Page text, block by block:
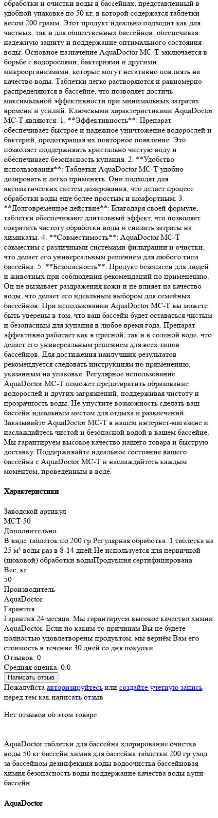
обработки и очистки воды в бассейнах, представленный в
удобной упаковке по 50 кг, в которой содержатся таблетки
весом 200 грамм. Этот продукт идеально подходит как для
частных, так и для общественных бассейнов, обеспечивая
надежную защиту и поддержание оптимального состояния
воды. Основное назначение AquaDoctor MC-T заключается в
борьбе с водорослями, бактериями и другими
микроорганизмами, которые могут негативно повлиять на
качество воды. Таблетки легко растворяются и равномерно
распределяются в бассейне, что позволяет достичь
максимальной эффективности при минимальных затратах
времени и усилий. Ключевыми характеристиками AquaDoctor
MC-T являются: 1. **Эффективность**: Препарат
обеспечивает быстрое и надежное уничтожение водорослей и
бактерий, предотвращая их повторное появление. Это
позволяет поддерживать кристально чистую воду и
обеспечивает безопасность купания. 2. **Удобство
использования**: Таблетки AquaDoctor MC-T удобно
дозировать и легко применять. Они подходят для
автоматических систем дозирования, что делает процесс
обработки воды еще более простым и комфортным. 3.
**Долговременное действие**: Благодаря своей формуле,
таблетки обеспечивают длительный эффект, что позволяет
сократить частоту обработки воды и снизить затраты на
химикаты. 4. **Совместимость**: AquaDoctor MC-T
совместим с различными системами фильтрации и очистки,
что делает его универсальным решением для любого типа
бассейна. 5. **Безопасность**: Продукт безопасен для людей
и животных при соблюдении рекомендаций по применению.
Он не вызывает раздражения кожи и не влияет на качество
воды, что делает его идеальным выбором для семейных
бассейнов. При использовании AquaDoctor MC-T вы можете
быть уверены в том, что ваш бассейн будет оставаться чистым
и безопасным для купания в любое время года. Препарат
эффективно работает как в пресной, так и в соленой воде, что
делает его универсальным решением для всех типов
бассейнов. Для достижения наилучших результатов
рекомендуется следовать инструкциям по применению,
указанным на упаковке. Регулярное использование
AquaDoctor MC-T поможет предотвратить образование
водорослей и других загрязнений, поддерживая чистоту и
прозрачность воды. Не упустите возможность сделать ваш
бассейн идеальным местом для отдыха и развлечений.
Заказывайте AquaDoctor MC-T в нашем интернет-магазине и
наслаждайтесь чистой и безопасной водой в вашем бассейне.
Мы гарантируем высокое качество нашего товара и быструю
доставку. Поддерживайте идеальное состояние вашего
бассейна с AquaDoctor MC-T и наслаждайтесь каждым
моментом, проведенным в воде.
Характеристики
Заводской артикул
MCT-50
Дополнительно
В виде таблеток по 200 гр.Регулярная обработка: 1 таблетка на
25 м³ воды раз в 8-14 дней.Не используется для первичной
(шоковой) обработки водыПродукция сертифицирована
Вес, кг
50
Производитель
AquaDoctor
Гарантия
Гарантия 24 месяца. Мы гарантируем высокое качество химии
AquaDoctor. Если по каким-то причинам Вы не будете
полностью удовлетворены продуктом, мы вернём Вам его
стоимость в течение 30 дней со дня покупки.
Отзывов: 0
Средняя оценка: 0.0
Написать отзыв
Пожалуйста авторизируйтесь или создайте учетную запись
перед тем как написать отзыв
Нет отзывов об этом товаре.
AquaDoctor таблетки для бассейна хлорирование очистка
воды 50 кг бассейн химия для бассейна таблетки 200 гр уход
за бассейном дезинфекция воды водоочистка бассейновая
химия безопасность воды поддержание качества воды купи-
бассейн.
AquaDoctor